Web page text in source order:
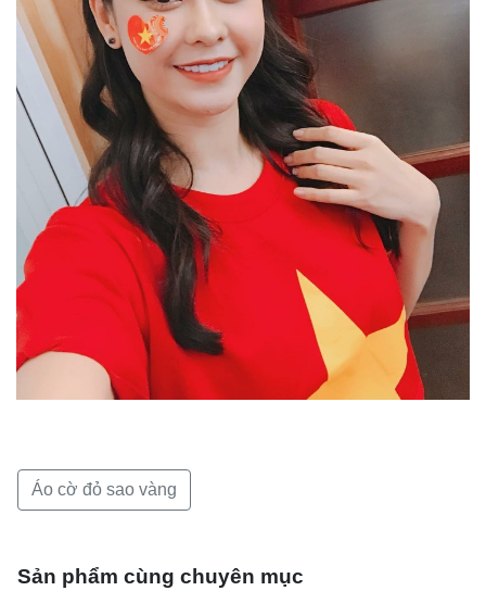
Áo cờ đỏ sao vàng
Sản phẩm cùng chuyên mục